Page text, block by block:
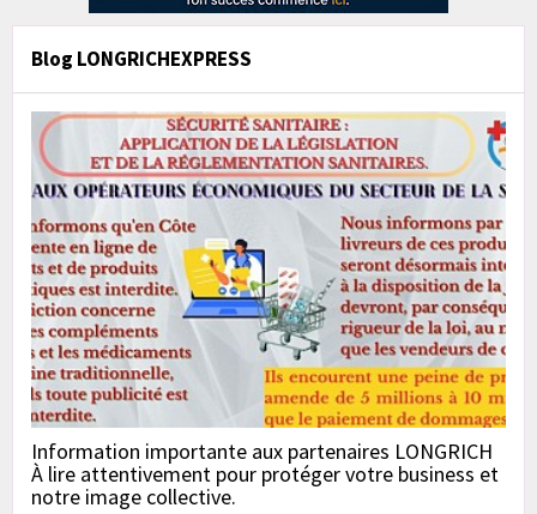
Blog LONGRICHEXPRESS
Information importante aux partenaires LONGRICH
À lire attentivement pour protéger votre business et
notre image collective.